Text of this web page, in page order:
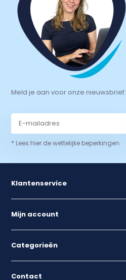
Meld je aan voor onze nieuwsbrief.
* Lees hier de wettelijke beperkingen
Klantenservice
Mijn account
Categorieën
Contact